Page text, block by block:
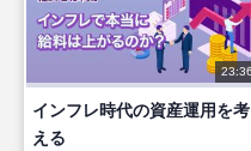
23:36
インフレ時代の資産運用を考
える